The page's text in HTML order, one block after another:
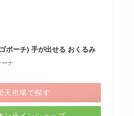
ポーチ) 手が出せる おくるみ
ナ
天市場で探す